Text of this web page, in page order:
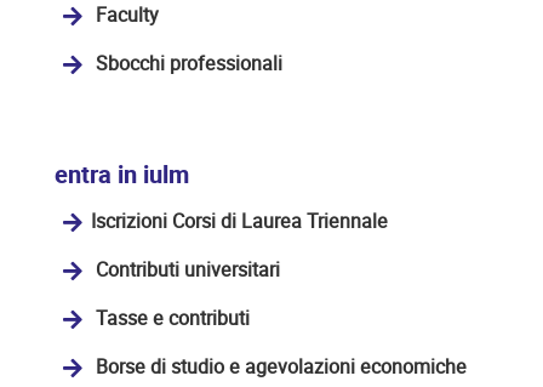
Faculty
Sbocchi professionali
entra in iulm
Iscrizioni Corsi di Laurea Triennale
Contributi universitari
Tasse e contributi
Borse di studio e agevolazioni economiche